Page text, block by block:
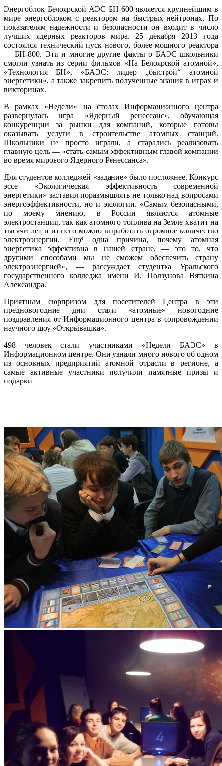
Энергоблок Белоярской АЭС БН-600 является крупнейшим в
мире энергоблоком с реактором на быстрых нейтронах. По
показателям надежности и безопасности он входит в число
лучших ядерных реакторов мира. 25 декабря 2013 года
состоялся технический пуск нового, более мощного реактора
— БН-800. Эти и многие другие факты о БАЭС школьники
смогли узнать из серии фильмов «На Белоярской атомной»,
«Технология БН», «БАЭС: лидер „быстрой“ атомной
энергетики», а также закрепить полученные знания в играх и
викторинах.
В рамках «Недели» на столах Информационного центра
развернулась игра «Ядерный ренессанс», обучающая
конкуренции за рынки для компаний, которые готовы
оказывать услуги в строительстве атомных станций.
Школьники не просто играли, а старались реализовать
главную цель — «стать самым эффективным главой компании
во время мирового Ядерного Ренессанса».
Для студентов колледжей «задание» было посложнее. Конкурс
эссе «Экологическая эффективность современной
энергетики» заставил поразмышлять не только над вопросами
энергоэффективности, но и экологии. «Самым безопасными,
по моему мнению, в России являются атомные
электростанции, так как атомного топлива на Земле хватит на
тысячи лет и из него можно выработать огромное количество
электроэнергии. Ещё одна причина, почему атомная
энергетика эффективна в нашей стране, — это то, что
другими способами мы не сможем обеспечить страну
электроэнергией», — рассуждает студентка Уральского
государственного колледжа имени И. Ползунова Вяткина
Александра.
Приятным сюрпризом для посетителей Центра в эти
предновогодние дни стали «атомные» новогодние
поздравления от Информационного центра в сопровождении
научного шоу «Открывашка».
498 человек стали участниками «Недели БАЭС» в
Информационном центре. Они узнали много нового об одном
из основных предприятий атомной отрасли в регионе, а
самые активные участники получили памятные призы и
подарки.